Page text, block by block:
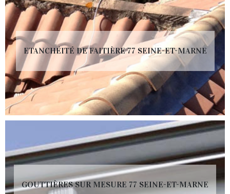
ETANCHÉITÉ DE FAITIÈRE 77 SEINE-ET-MARNE
GOUTTIÈRES SUR MESURE 77 SEINE-ET-MARNE